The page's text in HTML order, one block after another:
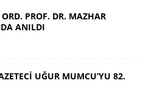
PROF. DR. MAZHAR
ANILDI
UĞUR MUMCU’YU 82.